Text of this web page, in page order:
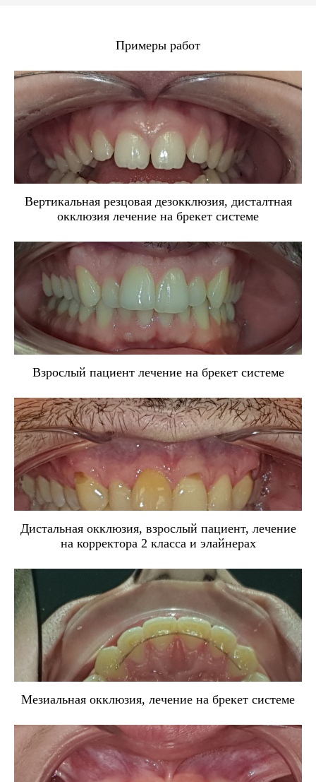
Примеры работ
Вертикальная резцовая дезокклюзия, дисталтная
окклюзия лечение на брекет системе
Взрослый пациент лечение на брекет системе
Дистальная окклюзия, взрослый пациент, лечение
на корректора 2 класса и элайнерах
Мезиальная окклюзия, лечение на брекет системе